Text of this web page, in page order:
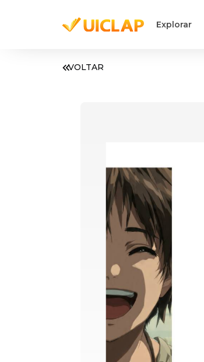
Explorar
VOLTAR